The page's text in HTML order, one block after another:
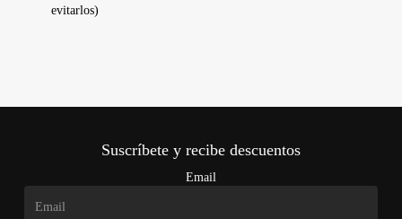
evitarlos)
Suscríbete y recibe descuentos
Email